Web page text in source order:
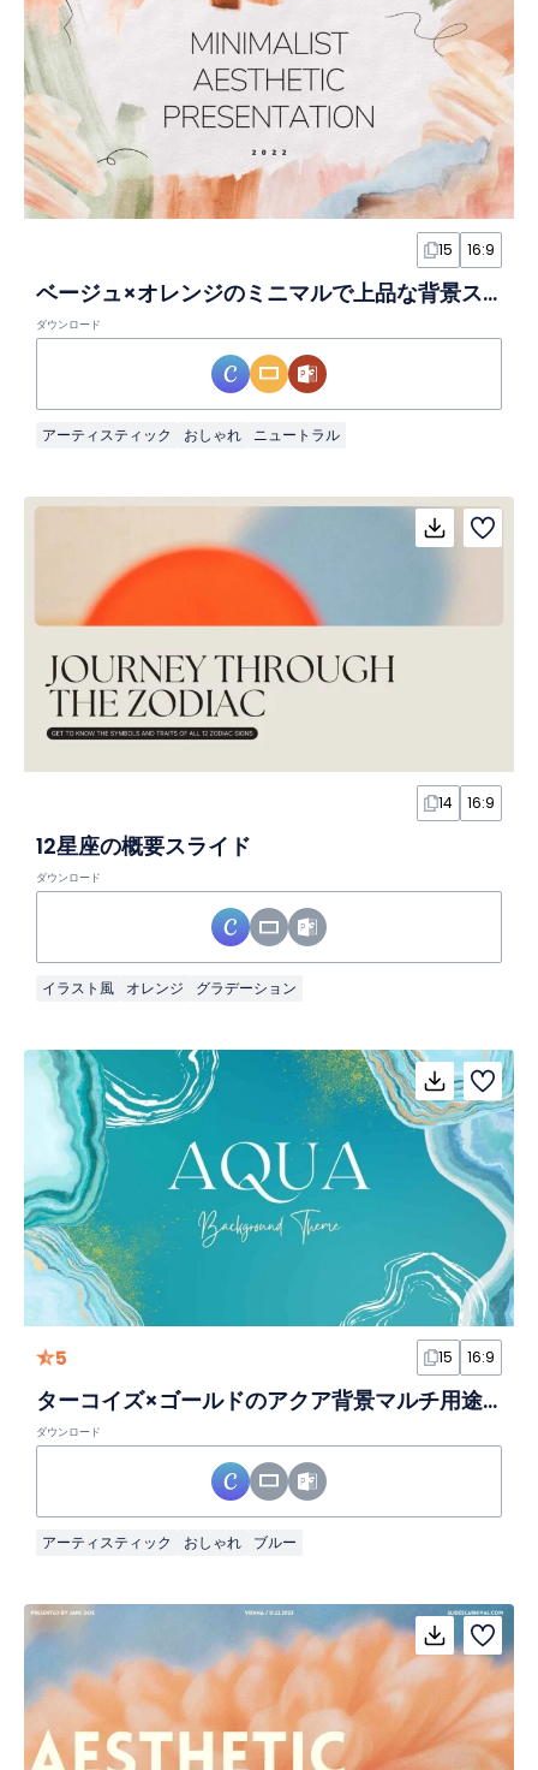
15 16:9
ベージュ×オレンジのミニマルで上品な背景スライド
ダウンロード
アーティスティック おしゃれ ニュートラル
14 16:9
12星座の概要スライド
ダウンロード
イラスト風 オレンジ グラデーション
5 15 16:9
ターコイズ×ゴールドのアクア背景マルチ用途スライド
ダウンロード
アーティスティック おしゃれ ブルー